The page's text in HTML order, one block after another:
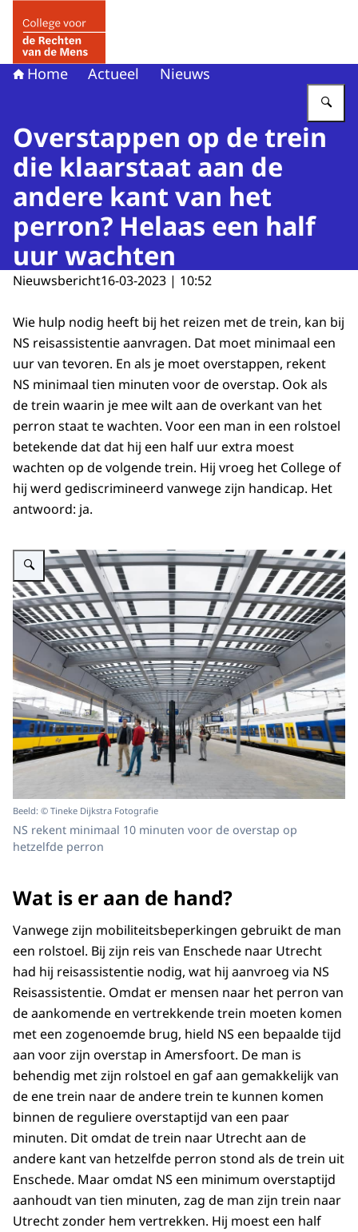
Home Actueel Nieuws
Overstappen op de trein
die klaarstaat aan de
andere kant van het
perron? Helaas een half
uur wachten
Nieuwsbericht16-03-2023 | 10:52
Wie hulp nodig heeft bij het reizen met de trein, kan bij
NS reisassistentie aanvragen. Dat moet minimaal een
uur van tevoren. En als je moet overstappen, rekent
NS minimaal tien minuten voor de overstap. Ook als
de trein waarin je mee wilt aan de overkant van het
perron staat te wachten. Voor een man in een rolstoel
betekende dat dat hij een half uur extra moest
wachten op de volgende trein. Hij vroeg het College of
hij werd gediscrimineerd vanwege zijn handicap. Het
antwoord: ja.
Vergroot afbeelding Twee perrons tegenover elkaar waar twee treinen
Beeld: © Tineke Dijkstra Fotografie
NS rekent minimaal 10 minuten voor de overstap op
hetzelfde perron
Wat is er aan de hand?
Vanwege zijn mobiliteitsbeperkingen gebruikt de man
een rolstoel. Bij zijn reis van Enschede naar Utrecht
had hij reisassistentie nodig, wat hij aanvroeg via NS
Reisassistentie. Omdat er mensen naar het perron van
de aankomende en vertrekkende trein moeten komen
met een zogenoemde brug, hield NS een bepaalde tijd
aan voor zijn overstap in Amersfoort. De man is
behendig met zijn rolstoel en gaf aan gemakkelijk van
de ene trein naar de andere trein te kunnen komen
binnen de reguliere overstaptijd van een paar
minuten. Dit omdat de trein naar Utrecht aan de
andere kant van hetzelfde perron stond als de trein uit
Enschede. Maar omdat NS een minimum overstaptijd
aanhoudt van tien minuten, zag de man zijn trein naar
Utrecht zonder hem vertrekken. Hij moest een half